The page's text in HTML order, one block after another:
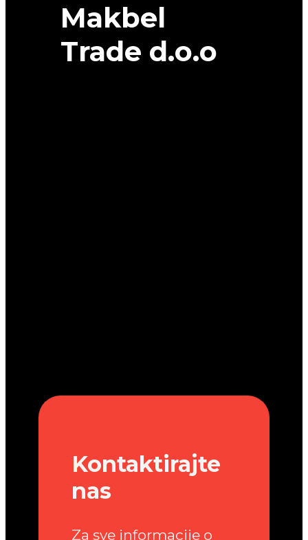
Makbel
Trade d.o.o
Kontaktirajte
nas
Za sve informacije o